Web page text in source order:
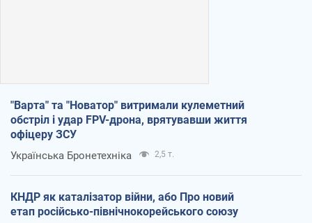
"Варта" та "Новатор" витримали кулеметний
обстріл і удар FPV-дрона, врятувавши життя
офіцеру ЗСУ
Українська Бронетехніка 2,5 т.
КНДР як каталізатор війни, або Про новий
етап російсько-північнокорейського союзу